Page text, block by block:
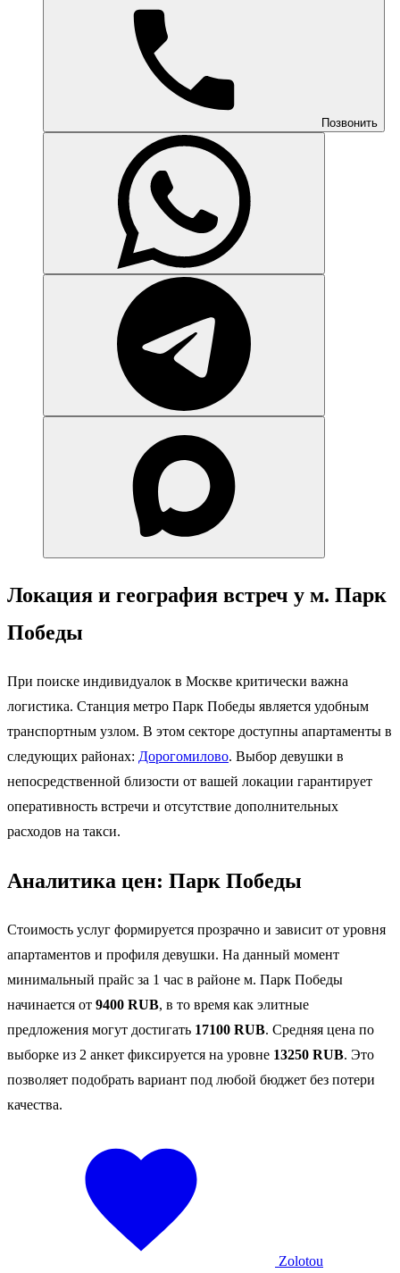
Позвонить
Локация и география встреч у м. Парк
Победы
При поиске индивидуалок в Москве критически важна
логистика. Станция метро Парк Победы является удобным
транспортным узлом. В этом секторе доступны апартаменты в
следующих районах: Дорогомилово. Выбор девушки в
непосредственной близости от вашей локации гарантирует
оперативность встречи и отсутствие дополнительных
расходов на такси.
Аналитика цен: Парк Победы
Стоимость услуг формируется прозрачно и зависит от уровня
апартаментов и профиля девушки. На данный момент
минимальный прайс за 1 час в районе м. Парк Победы
начинается от 9400 RUB, в то время как элитные
предложения могут достигать 17100 RUB. Средняя цена по
выборке из 2 анкет фиксируется на уровне 13250 RUB. Это
позволяет подобрать вариант под любой бюджет без потери
качества.
Zolotou